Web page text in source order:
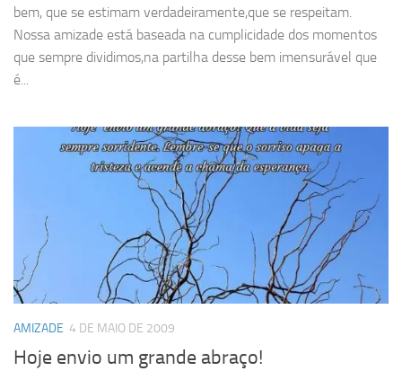
bem, que se estimam verdadeiramente,que se respeitam.
Nossa amizade está baseada na cumplicidade dos momentos
que sempre dividimos,na partilha desse bem imensurável que
é...
AMIZADE 4 DE MAIO DE 2009
Hoje envio um grande abraço!